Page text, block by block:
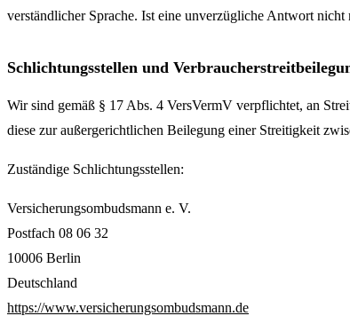
verständlicher Sprache. Ist eine unverzügliche Antwort
Schlichtungsstellen und
Wir sind gemäß § 17 Abs. 4 VersVermV verpflichtet, an
diese zur außergerichtlichen Beilegung einer Streitigkeit
Zuständige Schlichtungsstellen:
Versicherungsombudsmann e. V.
Postfach 08 06 32
10006 Berlin
Deutschland
https://www.versicherungsombudsmann.de